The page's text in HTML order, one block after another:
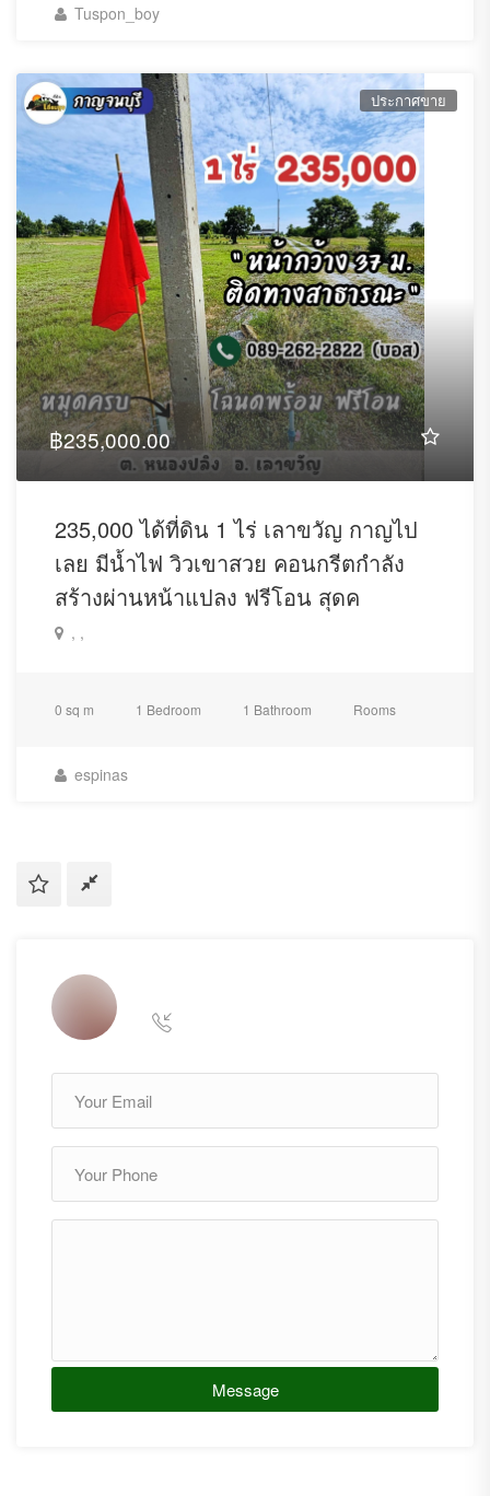
นอกจากนี้ ชั้นBเป็นทางเชื่อมต่อไปยัง รถไฟใต้ดิน
สถานีสามย่าน และสามย่านมิตรทาว์นอีกด้วย สะดวก
สุดๆ
Tuspon_boy
ประกาศขาย
฿235,000.00
235,000 ได้ที่ดิน 1 ไร่ เลาขวัญ กาญไป
เลย มีน้ำไฟ วิวเขาสวย คอนกรีตกำลัง
สร้างผ่านหน้าแปลง ฟรีโอน สุดค
, ,
0 sq m 1 Bedroom 1 Bathroom Rooms
espinas
Message